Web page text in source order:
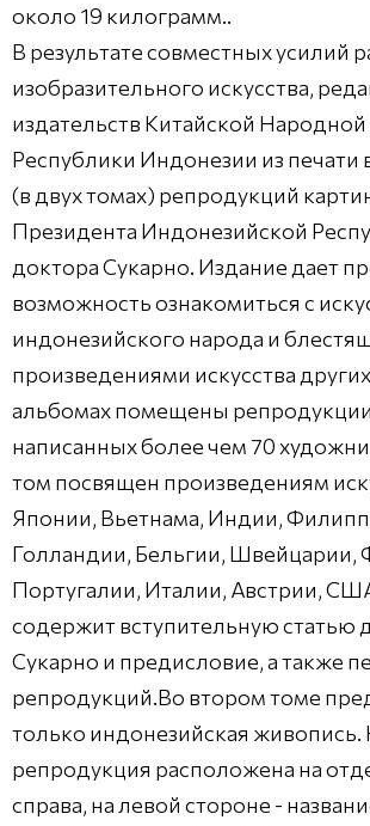
около 19 килограмм..
В результате совместных усилий
изобразительного искусства,
издательств Китайской
Республики Индонезии из
(в двух томах) репродукций
Президента Индонезийской
доктора Сукарно. Издание дает
возможность ознакомиться с
индонезийского народа и
произведениями искусства
альбомах помещены
написанных более чем 70
том посвящен произведениям
Японии, Вьетнама, Индии,
Голландии, Бельгии, Швейцарии,
Португалии, Италии, Австрии,
содержит вступительную статью
Сукарно и предисловие, а также
репродукций.Во втором томе
только индонезийская живопись.
репродукция расположена на
справа, на левой стороне -